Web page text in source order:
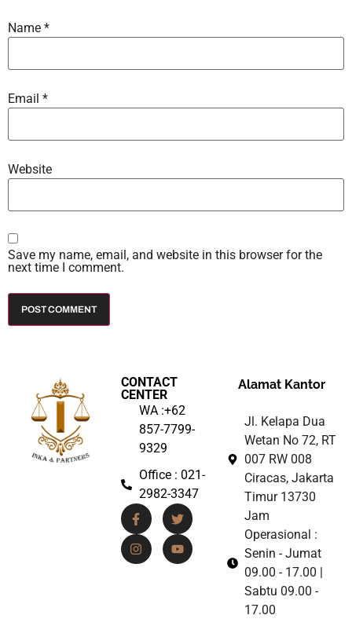
Name *
Email *
Website
Save my name, email, and website in this browser for the
next time I comment.
CONTACT
CENTER
WA :+62
857-7799-
9329
Office : 021-
2982-3347
Alamat Kantor
Jl. Kelapa Dua
Wetan No 72, RT
007 RW 008
Ciracas, Jakarta
Timur 13730
Jam
Operasional :
Senin - Jumat
09.00 - 17.00 |
Sabtu 09.00 -
17.00